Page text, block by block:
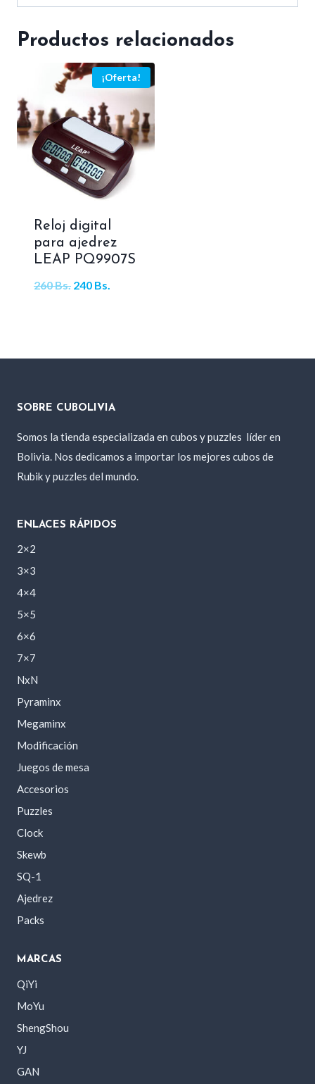
Productos relacionados
¡Oferta!
Reloj digital
para ajedrez
LEAP PQ9907S
260Bs. El
240 Bs.
SOBRE CUBOLIVIA
Somos la tienda especializada en cubos y puzzles líder en
Bolivia. Nos dedicamos a importar los mejores cubos de
Rubik y puzzles del mundo.
ENLACES RÁPIDOS
2×2
3×3
4×4
5×5
6×6
7×7
NxN
Pyraminx
Megaminx
Modificación
Juegos de mesa
Accesorios
Puzzles
Clock
Skewb
SQ-1
Ajedrez
Packs
MARCAS
QiYi
MoYu
ShengShou
YJ
GAN